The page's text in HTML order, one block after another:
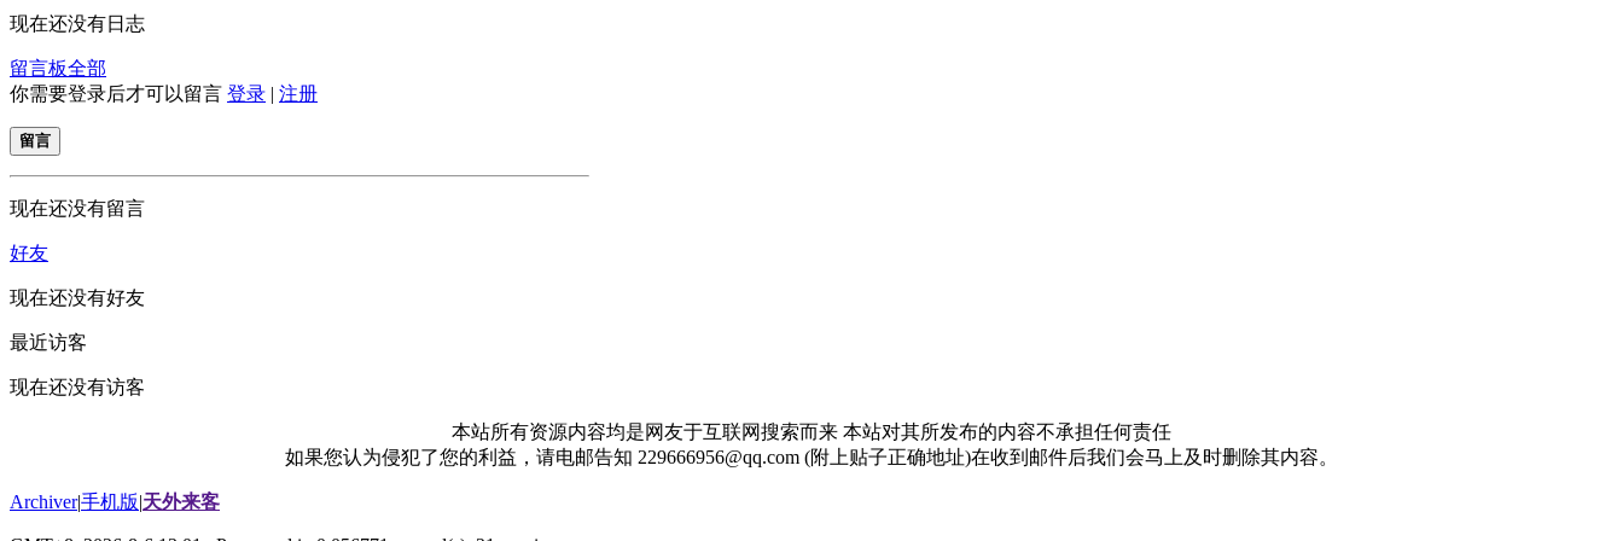
现在还没有日志
留言板全部
你需要登录后才可以留言 登录 | 注册
留言
现在还没有留言
好友
现在还没有好友
最近访客
现在还没有访客
本站所有资源内容均是网友于互联网搜索而来 本站对其所发布的内容不承担任何责任
如果您认为侵犯了您的利益，请电邮告知 229666956@qq.com (附上贴子正确地址)在收到邮件后我们会马上及时删除其内容。
Archiver|手机版|天外来客